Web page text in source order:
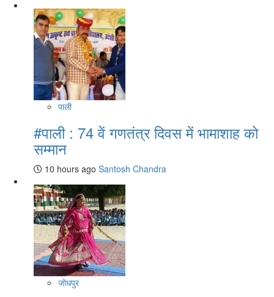
पाली
#पाली : 74 वें गणतंत्र दिवस में भामाशाह को
सम्मान
10 hours ago Santosh Chandra
जोधपुर